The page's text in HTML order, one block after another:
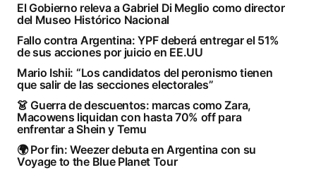
El Gobierno releva a Gabriel Di Meglio como director
del Museo Histórico Nacional
Fallo contra Argentina: YPF deberá entregar el 51%
de sus acciones por juicio en EE.UU
Mario Ishii: “Los candidatos del peronismo tienen
que salir de las secciones electorales”
👗 Guerra de descuentos: marcas como Zara,
Macowens liquidan con hasta 70% off para
enfrentar a Shein y Temu
🌍 Por fin: Weezer debuta en Argentina con su
Voyage to the Blue Planet Tour